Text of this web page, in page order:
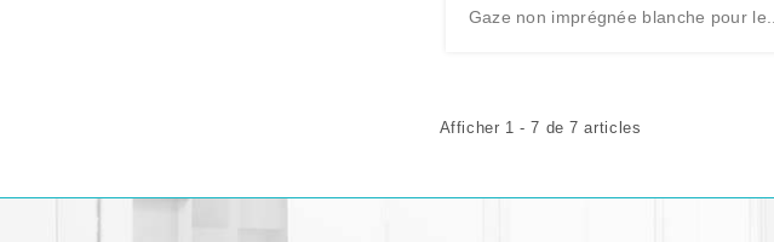
Gaze non imprégnée blanche pour le...
Afficher 1 - 7 de 7 articles